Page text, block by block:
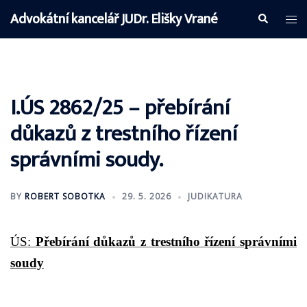
Advokátní kancelář JUDr. Elišky Vrané Search
I.ÚS 2862/25 – přebírání
důkazů z trestního řízení
správními soudy.
BY ROBERT SOBOTKA 29. 5. 2026 JUDIKATURA
ÚS: Přebírání důkazů z trestního řízení správními
soudy